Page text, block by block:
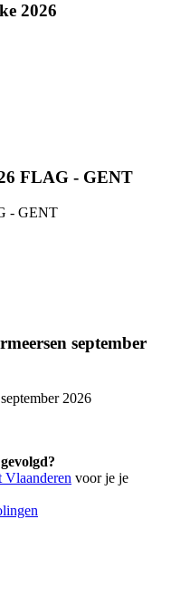
2026
Merelbeke 2026 op
FLAG - GENT
- GENT
Redder - 2026 FLAG -
september
2026
Blaarmeersen
Vlaanderen voor je je